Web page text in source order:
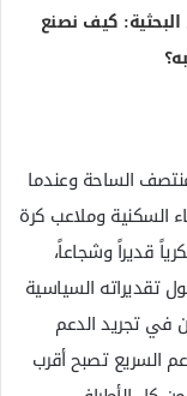
البحثية: كيف نصنع
الساحة وعندما
السكنية وملاعب كرة
قديراً وشجاعاً،
تقديراته السياسية
في تجريد الدعم
السريع تصبح أقرب